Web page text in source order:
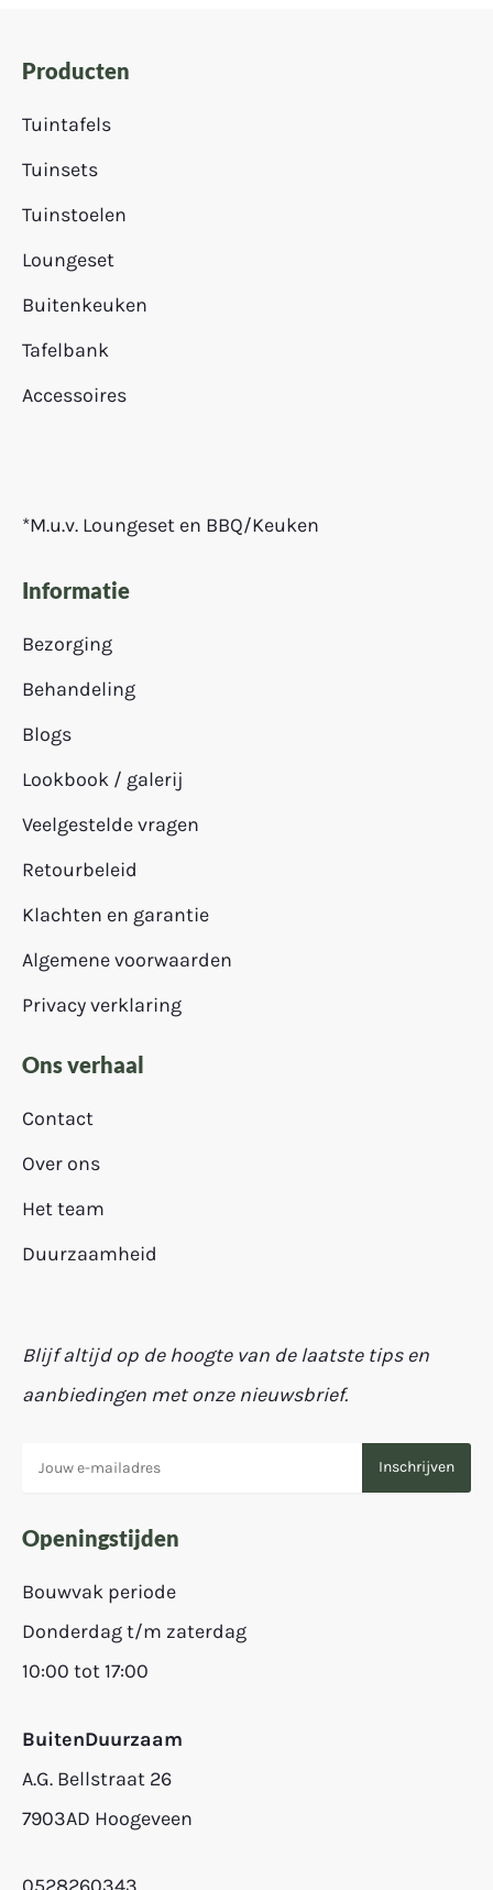
Producten
Tuintafels
Tuinsets
Tuinstoelen
Loungeset
Buitenkeuken
Tafelbank
Accessoires
*M.u.v. Loungeset en BBQ/Keuken
Informatie
Bezorging
Behandeling
Blogs
Lookbook / galerij
Veelgestelde vragen
Retourbeleid
Klachten en garantie
Algemene voorwaarden
Privacy verklaring
Ons verhaal
Contact
Over ons
Het team
Duurzaamheid
Blijf altijd op de hoogte van de laatste tips en
aanbiedingen met onze nieuwsbrief.
Openingstijden
Bouwvak periode
Donderdag t/m zaterdag
10:00 tot 17:00
BuitenDuurzaam
A.G. Bellstraat 26
7903AD Hoogeveen